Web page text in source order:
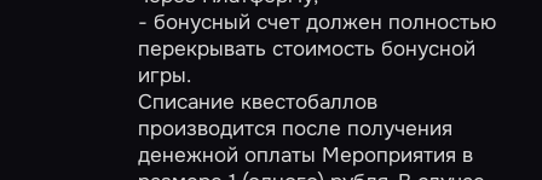
- бонусный счет должен полностью
перекрывать стоимость бонусной
игры.
Списание квестобаллов
производится после получения
денежной оплаты Мероприятия в